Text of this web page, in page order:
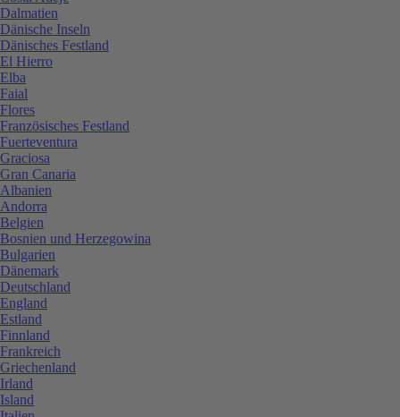
Dalmatien
Dänische Inseln
Dänisches Festland
El Hierro
Elba
Faial
Flores
Französisches Festland
Fuerteventura
Graciosa
Gran Canaria
Albanien
Andorra
Belgien
Bosnien und Herzegowina
Bulgarien
Dänemark
Deutschland
England
Estland
Finnland
Frankreich
Griechenland
Irland
Island